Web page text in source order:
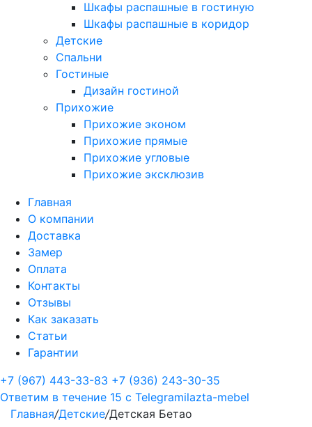
Шкафы распашные в гостиную
Шкафы распашные в коридор
Детские
Спальни
Гостиные
Дизайн гостиной
Прихожие
Прихожие эконом
Прихожие прямые
Прихожие угловые
Прихожие эксклюзив
Главная
О компании
Доставка
Замер
Оплата
Контакты
Отзывы
Как заказать
Статьи
Гарантии
+7 (967) 443-33-83 +7 (936) 243-30-35
Ответим в течение 15 с Telegramilazta-mebel
Главная/Детские/Детская Бетао